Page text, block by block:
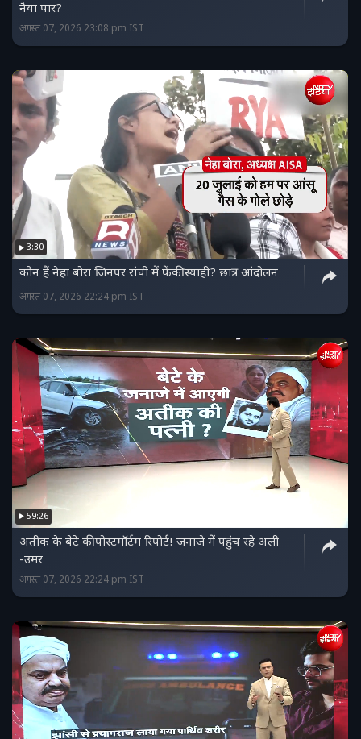
नैया पार?
अगस्त 07, 2026 23:08 pm IST
3:30
कौन हैं नेहा बोरा जिनपर रांची में फेंकी स्याही? छात्र आंदोलन
अगस्त 07, 2026 22:24 pm IST
59:26
अतीक के बेटे की पोस्टमॉर्टम रिपोर्ट! जनाजे में पहुंच रहे अली
-उमर
अगस्त 07, 2026 22:24 pm IST